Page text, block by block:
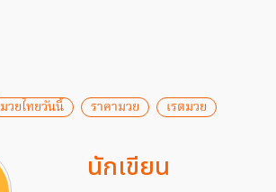
มวยไทยวันนี้ ราคามวย เรตมวย
นักเขียน